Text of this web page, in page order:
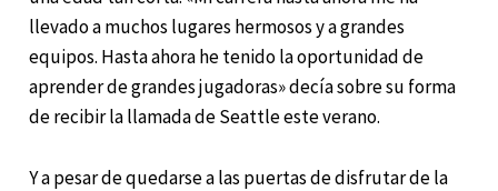
llevado a muchos lugares hermosos y a grandes
equipos. Hasta ahora he tenido la oportunidad de
aprender de grandes jugadoras» decía sobre su forma
de recibir la llamada de Seattle este verano.
Y a pesar de quedarse a las puertas de disfrutar de la